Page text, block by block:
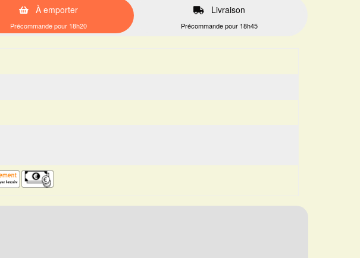
À emporter
Précommande pour 18h20
Livraison
Précommande pour 18h45